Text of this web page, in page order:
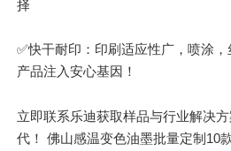
择
✅快干耐印：印刷适应性广，喷涂
产品注入安心基因！
立即联系乐迪获取样品与行业解决
代！ 佛山感温变色油墨批量定制10